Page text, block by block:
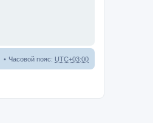
Часовой пояс: UTC+03:00